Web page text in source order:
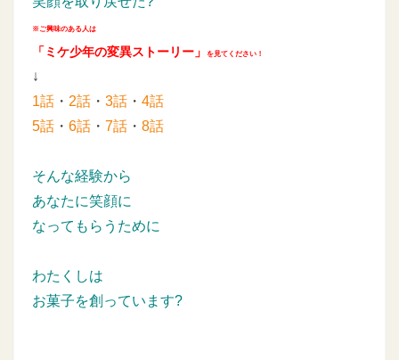
※ご興味のある人は
「ミケ少年の変異ストーリー」 を見てください！
↓
1話 ・ 2話 ・ 3話 ・ 4話
5話 ・ 6話 ・ 7話 ・ 8話
そんな経験から
あなたに笑顔に
なってもらうために
わたくしは
お菓子を創っています?